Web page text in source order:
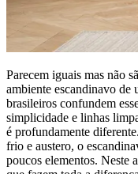
Parecem iguais mas não
ambiente escandinavo
brasileiros confundem
simplicidade e linhas
é profundamente
frio e austero, o
poucos elementos. Neste